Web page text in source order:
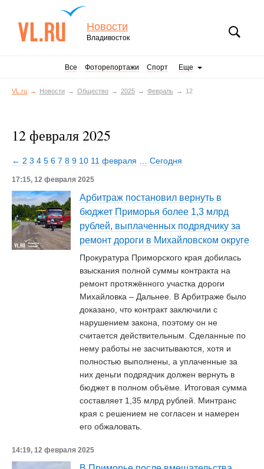
Новости
Владивосток
Все Фоторепортажи Спорт Еще
VL.ru Новости Общество 2025 Февраль 12
12 февраля 2025
← 2 3 4 5 6 7 8 9 10 11 февраля Сегодня
17:15, 12 февраля 2025
Арбитраж постановил вернуть в
бюджет Приморья более 1,3 млрд
рублей, выплаченных подрядчику за
ремонт дороги в Михайловском округе
Прокуратура Приморского края добилась
взыскания полной суммы контракта на
ремонт протяжённого участка дороги
Михайловка – Дальнее. В Арбитраже было
доказано, что контракт заключили с
нарушением закона, поэтому он не
считается действительным. Сделанные по
нему работы не засчитываются, хотя и
полностью выполнены, а уплаченные за
них деньги подрядчик должен вернуть в
бюджет в полном объёме. Итоговая сумма
составляет 1,35 млрд рублей. Минтранс
края с решением не согласен и намерен
его обжаловать.
14:19, 12 февраля 2025